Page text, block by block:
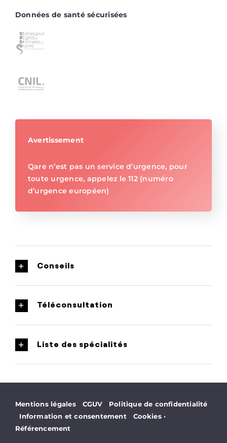
Données de santé sécurisées
Avertissement
Qare n’est pas un service d’urgence, pour
toute urgence, appelez le 112 (numéro
d’urgence européen)
Conseils
Téléconsultation
Liste des spécialités
Mentions légales CGUV Politique de confidentialité
Information et consentement Cookies·
Référencement